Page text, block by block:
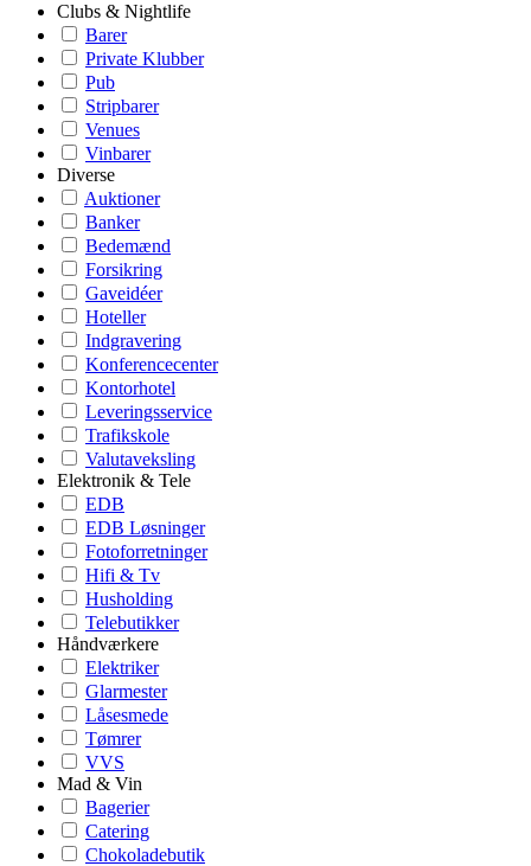
Clubs & Nightlife
Barer
Private Klubber
Pub
Stripbarer
Venues
Vinbarer
Diverse
Auktioner
Banker
Bedemænd
Forsikring
Gaveidéer
Hoteller
Indgravering
Konferencecenter
Kontorhotel
Leveringsservice
Trafikskole
Valutaveksling
Elektronik & Tele
EDB
EDB Løsninger
Fotoforretninger
Hifi & Tv
Husholding
Telebutikker
Håndværkere
Elektriker
Glarmester
Låsesmede
Tømrer
VVS
Mad & Vin
Bagerier
Catering
Chokoladebutik